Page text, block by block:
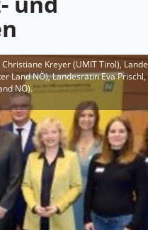
Kreyer (UMIT Tirol),
Land NÖ), Landesrätin Eva
NÖ).